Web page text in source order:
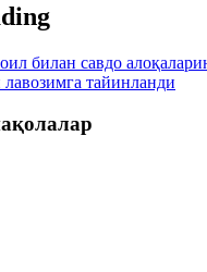
билан савдо
тайинланди